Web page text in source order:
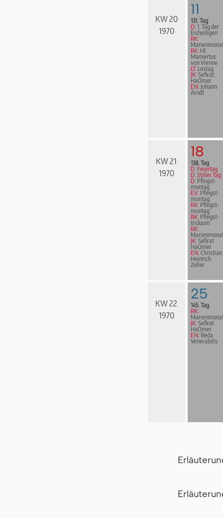
KW 20
1970
11
131. Tag
D: 1. Tag der
Eisheiligen
RK:
RK: Hl.
Mamertus
von Vienne
LT: Lostag
JK: Sefirat
HaOmer
EN: Johann
Arndt
KW 21
1970
18
138. Tag
D: Feiertag
D: Stiller Tag
D: Pfingst­
mon­tag
EV: Pfingst­
mon­tag
RK: Pfingst­
mon­tag
RK: Pfingst­
tri­du­um
RK:
JK: Sefirat
HaOmer
EN: Christian
Heinrich
Zeller
KW 22
1970
25
145. Tag
RK:
JK: Sefirat
HaOmer
EN: Beda
Venerabilis